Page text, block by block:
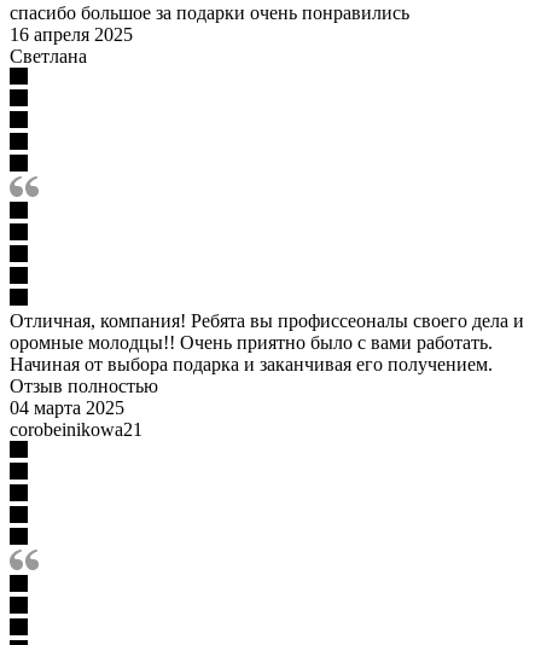
спасибо большое за подарки очень понравились
16 апреля 2025
Светлана
Отличная, компания! Ребята вы профиссеоналы своего дела и
оромные молодцы!! Очень приятно было с вами работать.
Начиная от выбора подарка и заканчивая его получением.
Отзыв полностью
04 марта 2025
corobeinikowa21